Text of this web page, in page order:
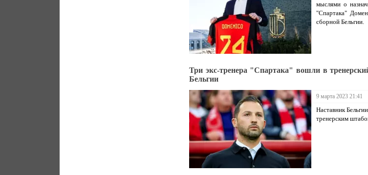
мыслями о
"Спартака"
сборной Бельгии.
Три экс-тренера "Спартака" вошли в
Бельгии
9 марта 2023 21:41
Наставник
тренерским